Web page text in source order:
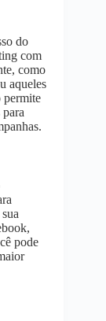
do
com
como
aqueles
permite
pode